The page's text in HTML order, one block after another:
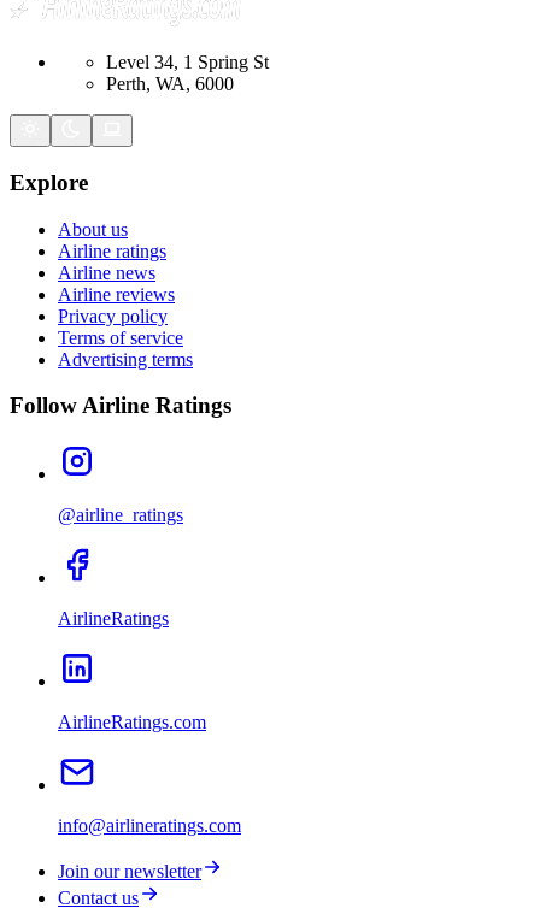
Level 34, 1 Spring St
Perth, WA, 6000
Explore
About us
Airline ratings
Airline news
Airline reviews
Privacy policy
Terms of service
Advertising terms
Follow Airline Ratings
@airline_ratings
AirlineRatings
AirlineRatings.com
info@airlineratings.com
Join our newsletter
Contact us